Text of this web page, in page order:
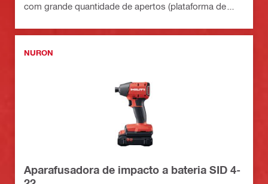
com grande quantidade de apertos (plataforma de
NURON
Aparafusadora de impacto a bateria SID 4-